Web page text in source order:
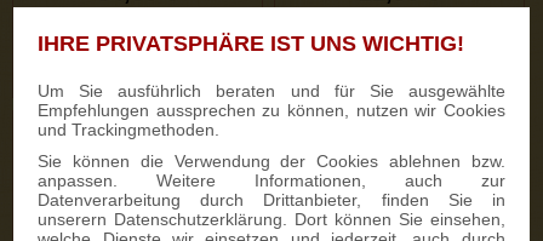
IHRE PRIVATSPHÄRE IST UNS WICHTIG!
Um Sie ausführlich beraten und für Sie ausgewählte
Empfehlungen aussprechen zu können, nutzen wir Cookies
und Trackingmethoden.
Sie können die Verwendung der Cookies ablehnen bzw.
anpassen. Weitere Informationen, auch zur
Datenverarbeitung durch Drittanbieter, finden Sie in
unserern Datenschutzerklärung. Dort können Sie einsehen,